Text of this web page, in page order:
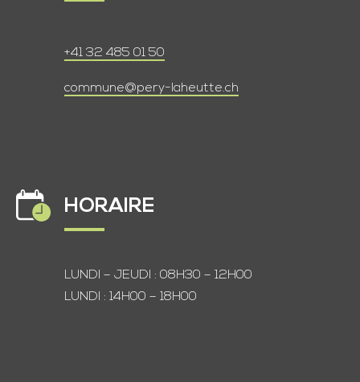
+41 32 485 01 50
commune@pery-laheutte.ch
HORAIRE
LUNDI – JEUDI : 08H30 – 12H00
LUNDI : 14H00 – 18H00